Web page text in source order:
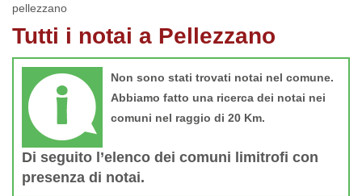
pellezzano
Tutti i notai a Pellezzano
Non sono stati trovati notai nel comune.
Abbiamo fatto una ricerca dei notai nei
comuni nel raggio di 20 Km.
Di seguito l’elenco dei comuni limitrofi con
presenza di notai.